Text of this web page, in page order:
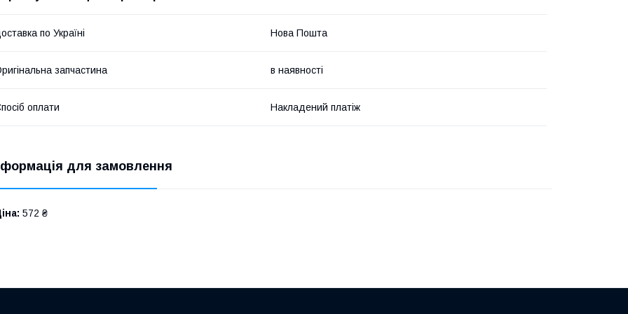
по Україні Нова Пошта
запчастина в наявності
оплати Накладений платіж
для замовлення
572 ₴